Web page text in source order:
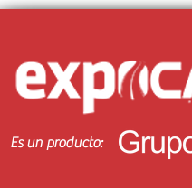
EXPOCARGA
Es un producto: